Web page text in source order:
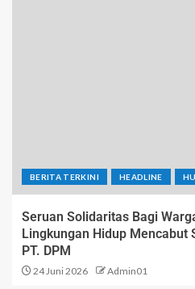
BERITA TERKINI HEADLINE
Seruan Solidaritas Bagi
Lingkungan Hidup Mencabut
PT. DPM
24 Juni 2026 Admin01